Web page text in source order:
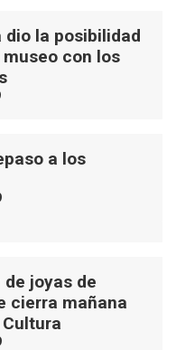
dio la posibilidad
con los
a los
joyas de
cierra mañana